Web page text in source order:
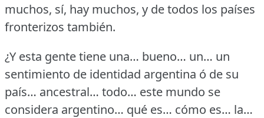
muchos, sí, hay muchos, y de todos los países
fronterizos también.
¿Y esta gente tiene una… bueno… un… un
sentimiento de identidad argentina ó de su
país… ancestral… todo… este mundo se
considera argentino… qué es… cómo es… la…